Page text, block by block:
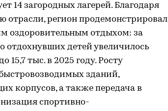
14 загородных лагерей. Благодаря
отрасли, регион продемонстрировал
оздоровительным отдыхом: за
отдохнувших детей увеличилось
15,7 тыс. в 2025 году. Росту
быстровозводимых зданий,
корпусов, а также передача в
спортивно-